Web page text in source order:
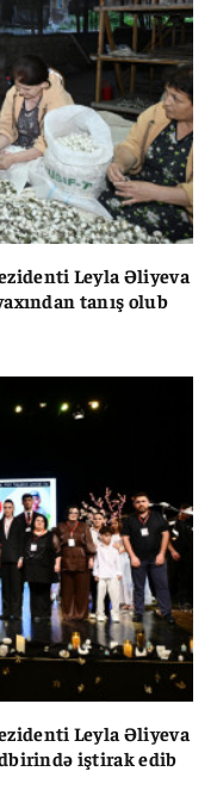
Leyla Əliyeva
tanış olub
Leyla Əliyeva
iştirak edib